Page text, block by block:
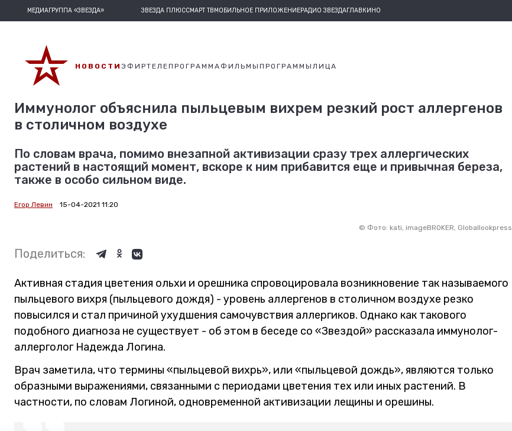
МЕДИАГРУППА «ЗВЕЗДА» ЗВЕЗДА ПЛЮССМАРТ ТВМОБИЛЬНОЕ ПРИЛОЖЕНИЕРАДИО ЗВЕЗДАГЛАВКИНО
НОВОСТИ ЭФИРТЕЛЕПРОГРАММАФИЛЬМЫ ПРОГРАММЫ ЛИЦА
Иммунолог объяснила пыльцевым вихрем резкий рост аллергенов
в столичном воздухе
По словам врача, помимо внезапной активизации сразу трех аллергических
растений в настоящий момент, вскоре к ним прибавится еще и привычная береза,
также в особо сильном виде.
Егор Левин 15-04-2021 11:20
© Фото: kati, imageBROKER, Globallookpress
Поделиться:
Активная стадия цветения ольхи и орешника спровоцировала возникновение так называемого
пыльцевого вихря (пыльцевого дождя) - уровень аллергенов в столичном воздухе резко
повысился и стал причиной ухудшения самочувствия аллергиков. Однако как такового
подобного диагноза не существует - об этом в беседе со «Звездой» рассказала иммунолог-
аллерголог Надежда Логина.
Врач заметила, что термины «пыльцевой вихрь», или «пыльцевой дождь», являются только
образными выражениями, связанными с периодами цветения тех или иных растений. В
частности, по словам Логиной, одновременной активизации лещины и орешины.